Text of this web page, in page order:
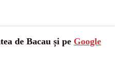
de Bacau și pe Google